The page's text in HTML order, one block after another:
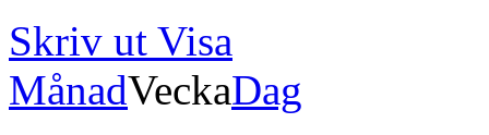
Skriv ut Visa
MånadVeckaDag